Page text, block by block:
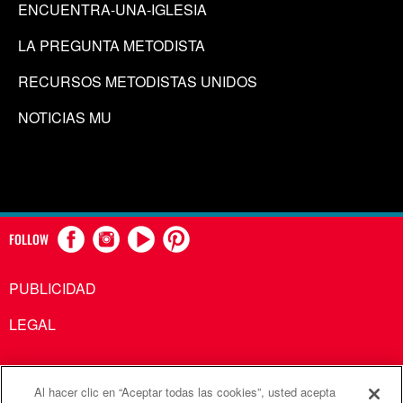
ENCUENTRA-UNA-IGLESIA
LA PREGUNTA METODISTA
RECURSOS METODISTAS UNIDOS
NOTICIAS MU
FOLLOW
PUBLICIDAD
LEGAL
Al hacer clic en “Aceptar todas las cookies”, usted acepta